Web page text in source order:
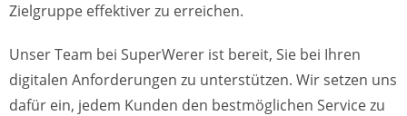
Zielgruppe effektiver zu erreichen.
Unser Team bei SuperWerer ist bereit, Sie bei Ihren
digitalen Anforderungen zu unterstützen. Wir setzen uns
dafür ein, jedem Kunden den bestmöglichen Service zu